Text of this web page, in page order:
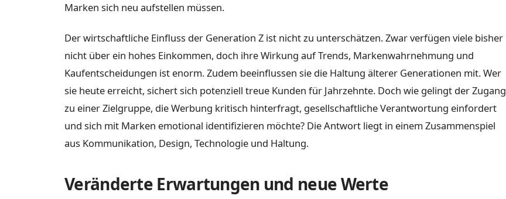
Marken sich neu aufstellen müssen.
Der wirtschaftliche Einfluss der Generation Z ist nicht zu unterschätzen. Zwar verfügen viele bisher
nicht über ein hohes Einkommen, doch ihre Wirkung auf Trends, Markenwahrnehmung und
Kaufentscheidungen ist enorm. Zudem beeinflussen sie die Haltung älterer Generationen mit. Wer
sie heute erreicht, sichert sich potenziell treue Kunden für Jahrzehnte. Doch wie gelingt der Zugang
zu einer Zielgruppe, die Werbung kritisch hinterfragt, gesellschaftliche Verantwortung einfordert
und sich mit Marken emotional identifizieren möchte? Die Antwort liegt in einem Zusammenspiel
aus Kommunikation, Design, Technologie und Haltung.
Veränderte Erwartungen und neue Werte